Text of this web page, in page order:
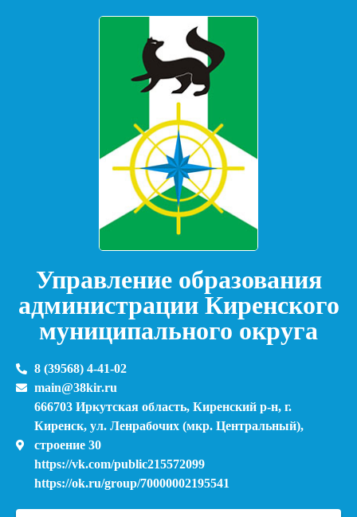
Управление образования
администрации Киренского
муниципального округа
8 (39568) 4-41-02
main@38kir.ru
666703 Иркутская область, Киренский р-н, г.
Киренск, ул. Ленрабочих (мкр. Центральный),
строение 30
https://vk.com/public215572099
https://ok.ru/group/70000002195541